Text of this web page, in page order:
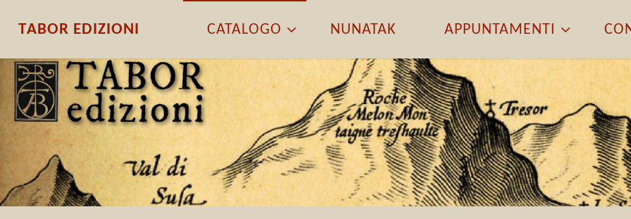
TABOR EDIZIONI CATALOGO NUNATAK APPUNTAMENTI